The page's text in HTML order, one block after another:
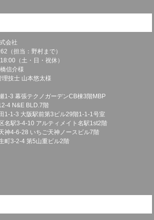
会社
（担当：野村まで）
（土・日・祝休）
信介様
技士 山本悠太様
1-3 幕張テクノガーデンCB棟3階MBP
4 N&E BLD.7階
1-1-3 大阪駅前第3ビル29階1-1-1号室
名駅3-4-10 アルティメイト名駅1st2階
神4-6-28 いちご天神ノースビル7階
町3-2-4 第5山重ビル2階